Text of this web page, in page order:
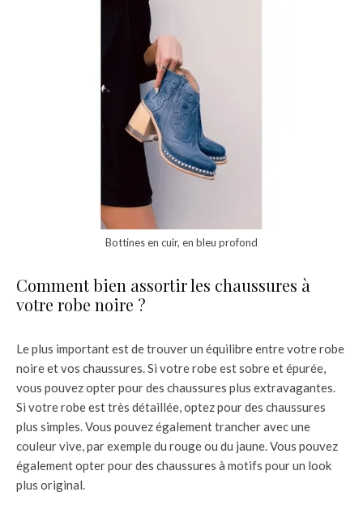
Bottines en cuir, en bleu profond
Comment bien assortir les chaussures à
votre robe noire ?
Le plus important est de trouver un équilibre entre votre robe
noire et vos chaussures. Si votre robe est sobre et épurée,
vous pouvez opter pour des chaussures plus extravagantes.
Si votre robe est très détaillée, optez pour des chaussures
plus simples. Vous pouvez également trancher avec une
couleur vive, par exemple du rouge ou du jaune. Vous pouvez
également opter pour des chaussures à motifs pour un look
plus original.